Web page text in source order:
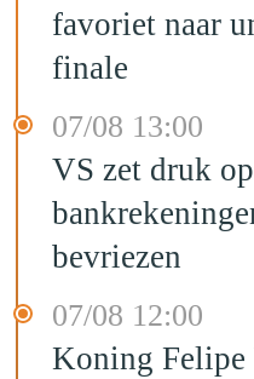
favoriet naar
finale
07/08 13:00
VS zet druk
bevriezen
07/08 12:00
Koning Felipe